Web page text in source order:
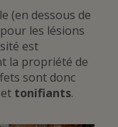
(en dessous de
les lésions
est
la propriété de
sont donc
et tonifiants.